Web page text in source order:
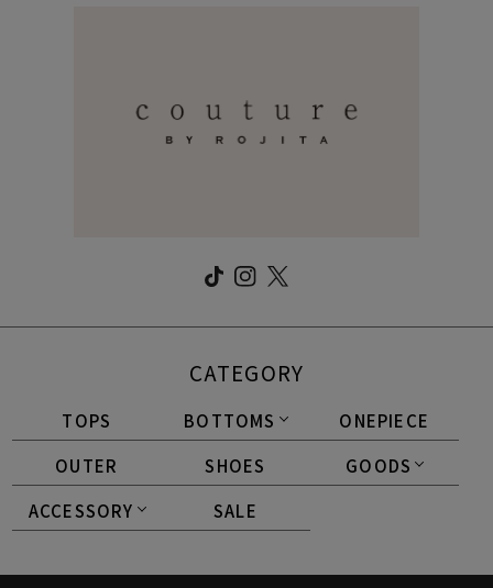
CATEGORY
TOPS BOTTOMS
ONEPIECE
OUTER
SHOES
GOODS
ACCESSORY
SALE